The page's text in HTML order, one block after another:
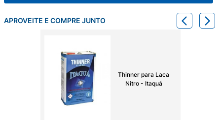
APROVEITE E COMPRE JUNTO
Thinner para Laca
Nitro - Itaquá